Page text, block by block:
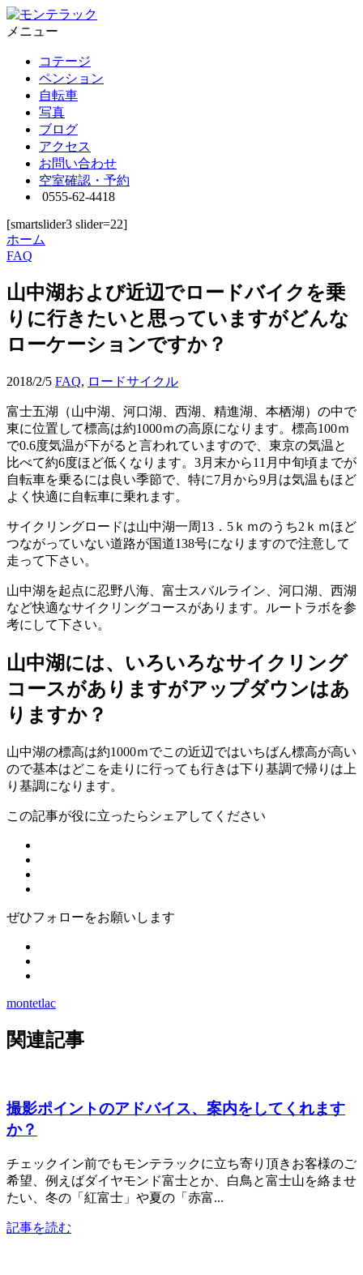
メニュー
コテージ
ペンション
自転車
写真
ブログ
アクセス
お問い合わせ
空室確認・予約
0555-62-4418
[smartslider3 slider=22]
ホーム
FAQ
山中湖および近辺でロードバイクを乗
りに行きたいと思っていますがどんな
ローケーションですか？
2018/2/5 FAQ, ロードサイクル
富士五湖（山中湖、河口湖、西湖、精進湖、本栖湖）の中で
東に位置して標高は約1000ｍの高原になります。標高100ｍ
で0.6度気温が下がると言われていますので、東京の気温と
比べて約6度ほど低くなります。3月末から11月中旬頃までが
自転車を乗るには良い季節で、特に7月から9月は気温もほど
よく快適に自転車に乗れます。
サイクリングロードは山中湖一周13．5ｋｍのうち2ｋｍほど
つながっていない道路が国道138号になりますので注意して
走って下さい。
山中湖を起点に忍野八海、富士スバルライン、河口湖、西湖
など快適なサイクリングコースがあります。ルートラボを参
考にして下さい。
山中湖には、いろいろなサイクリング
コースがありますがアップダウンはあ
りますか？
山中湖の標高は約1000ｍでこの近辺ではいちばん標高が高い
ので基本はどこを走りに行っても行きは下り基調で帰りは上
り基調になります。
この記事が役に立ったらシェアしてください
ぜひフォローをお願いします
montetlac
関連記事
撮影ポイントのアドバイス、案内をしてくれます
か？
チェックイン前でもモンテラックに立ち寄り頂きお客様のご
希望、例えばダイヤモンド富士とか、白鳥と富士山を絡ませ
たい、冬の「紅富士」や夏の「赤富...
記事を読む